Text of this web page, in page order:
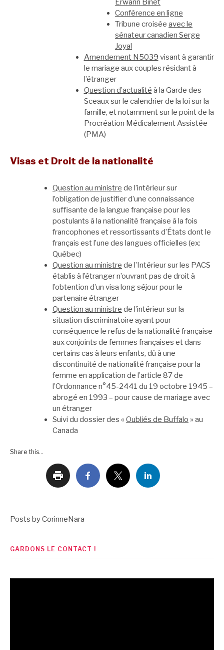
Erwann Binet
Conférence en ligne
Tribune croisée avec le
sénateur canadien Serge
Joyal
Amendement N5039 visant à garantir
le mariage aux couples résidant à
l’étranger
Question d’actualité à la Garde des
Sceaux sur le calendrier de la loi sur la
famille, et notamment sur le point de la
Procréation Médicalement Assistée
(PMA)
Visas et Droit de la nationalité
Question au ministre de l’intérieur sur
l’obligation de justifier d’une connaissance
suffisante de la langue française pour les
postulants à la nationalité française à la fois
francophones et ressortissants d’États dont le
français est l’une des langues officielles (ex:
Québec)
Question au ministre de l’Intérieur sur les PACS
établis à l’étranger n’ouvrant pas de droit à
l’obtention d’un visa long séjour pour le
partenaire étranger
Question au ministre de l’intérieur sur la
situation discriminatoire ayant pour
conséquence le refus de la nationalité française
aux conjoints de femmes françaises et dans
certains cas à leurs enfants, dû à une
discontinuité de nationalité française pour la
femme en application de l’article 87 de
l’Ordonnance n°45-2441 du 19 octobre 1945 –
abrogé en 1993 – pour cause de mariage avec
un étranger
Suivi du dossier des « Oubliés de Buffalo » au
Canada
Share this...
Posts by CorinneNara
GARDONS LE CONTACT !